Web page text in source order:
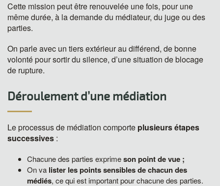
Cette mission peut être renouvelée une fois, pour une
même durée, à la demande du médiateur, du juge ou des
parties.
On parle avec un tiers extérieur au différend, de bonne
volonté pour sortir du silence, d’une situation de blocage
de rupture.
Déroulement d’une médiation
Le processus de médiation comporte plusieurs étapes
successives :
Chacune des parties exprimeson point de vue ;
On va lister les points sensibles de chacun des
médiés, ce qui est important pour chacune des parties.